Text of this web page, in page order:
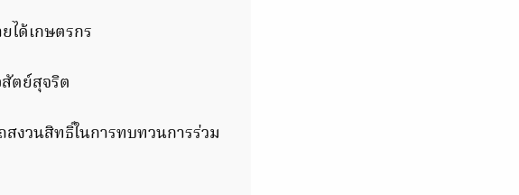
ได้เกษตรกร
สัตย์สุจริต
สงวนสิทธิ์ในการทบทวนการร่วม